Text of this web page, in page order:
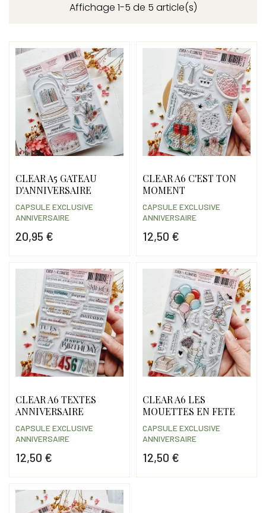
Affichage 1-5 de 5 article(s)
CLEAR A5 GATEAU
D'ANNIVERSAIRE
20,95 €
CAPSULE EXCLUSIVE
ANNIVERSAIRE
CLEAR A6 C'EST TON
MOMENT
12,50 €
CAPSULE EXCLUSIVE
ANNIVERSAIRE
CLEAR A6 TEXTES
ANNIVERSAIRE
12,50 €
CAPSULE EXCLUSIVE
ANNIVERSAIRE
CLEAR A6 LES
MOUETTES EN FETE
12,50 €
CAPSULE EXCLUSIVE
ANNIVERSAIRE